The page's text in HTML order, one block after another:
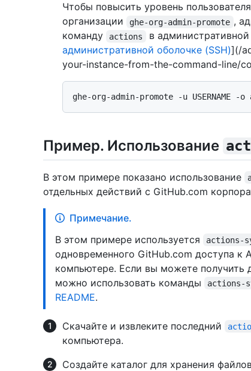
Чтобы повысить уровень
организации
ghe-org-admin-promote ,
команду
actions в
административной оболочке (SSH)](/
your-instance-from-the-command-line/
Пример. Использование
В этом примере показано использование
отдельных действий с GitHub.com
Примечание.
В этом примере используется
actions-
одновременного GitHub.com доступа к
компьютере. Если вы можете получить
можно использовать команды
actions-
README.
Скачайте и извлеките последний
компьютера.
Создайте каталог для хранения